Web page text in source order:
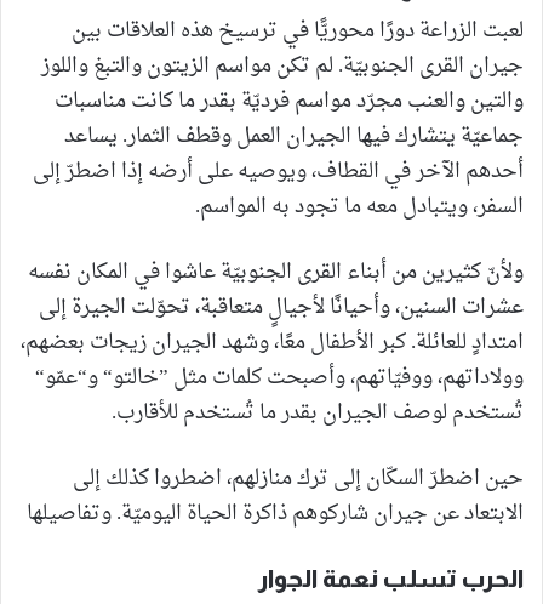
لعبت الزراعة دورًا محوريًّا في ترسيخ هذه العلاقات بين
جيران القرى الجنوبيّة. لم تكن مواسم الزيتون والتبغ واللوز
والتين والعنب مجرّد مواسم فرديّة بقدر ما كانت مناسبات
جماعيّة يتشارك فيها الجيران العمل وقطف الثمار. يساعد
أحدهم الآخر في القطاف، ويوصيه على أرضه إذا اضطرّ إلى
السفر، ويتبادل معه ما تجود به المواسم.
ولأنّ كثيرين من أبناء القرى الجنوبيّة عاشوا في المكان نفسه
عشرات السنين، وأحيانًا لأجيالٍ متعاقبة، تحوّلت الجيرة إلى
امتدادٍ للعائلة. كبر الأطفال معًا، وشهد الجيران زيجات بعضهم،
وولاداتهم، ووفيّاتهم، وأصبحت كلمات مثل ”خالتو“ و“عمّو“
تُستخدم لوصف الجيران بقدر ما تُستخدم للأقارب.
حين اضطرّ السكّان إلى ترك منازلهم، اضطروا كذلك إلى
الابتعاد عن جيران شاركوهم ذاكرة الحياة اليوميّة. وتفاصيلها
الحرب تسلب نعمة الجوار